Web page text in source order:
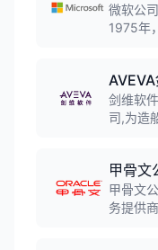
自研率
微软公
1975年
心产品
计算、
务全球
剑维软
司,为造
电气全
软件巨
甲骨文
甲骨文
务提供